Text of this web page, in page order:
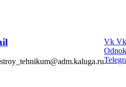
Vk Vk